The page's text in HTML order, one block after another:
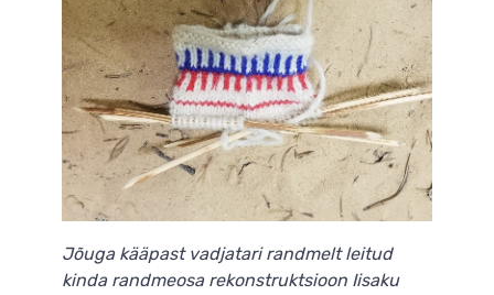
Jõuga kääpast vadjatari randmelt leitud
kinda randmeosa rekonstruktsioon Iisaku